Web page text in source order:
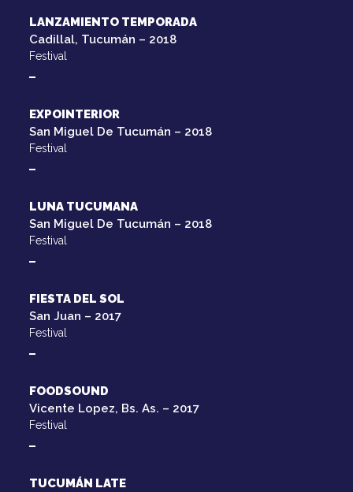
LANZAMIENTO TEMPORADA
Cadillal, Tucumán – 2018
Festival
EXPOINTERIOR
San Miguel De Tucumán – 2018
Festival
LUNA TUCUMANA
San Miguel De Tucumán – 2018
Festival
FIESTA DEL SOL
San Juan – 2017
Festival
FOODSOUND
Vicente Lopez, Bs. As. – 2017
Festival
TUCUMÁN LATE